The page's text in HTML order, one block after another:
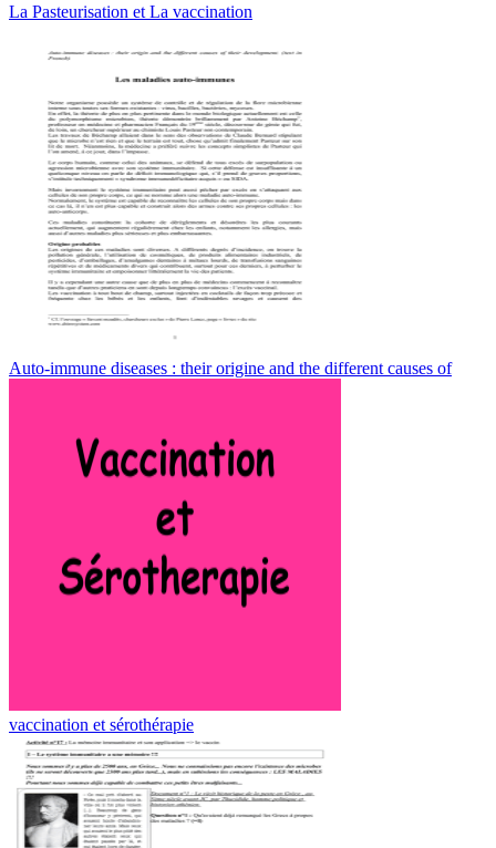
La Pasteurisation et La vaccination
Auto-immune diseases : their origine and the different causes of
vaccination et sérothérapie